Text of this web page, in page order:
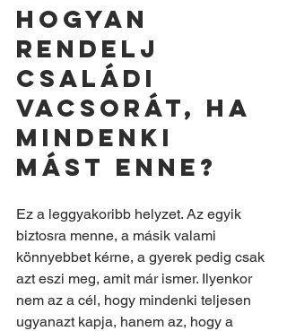
Hogyan
rendelj
családi
vacsorát, ha
mindenki
mást enne?
Ez a leggyakoribb helyzet. Az egyik
biztosra menne, a másik valami
könnyebbet kérne, a gyerek pedig csak
azt eszi meg, amit már ismer. Ilyenkor
nem az a cél, hogy mindenki teljesen
ugyanazt kapja, hanem az, hogy a